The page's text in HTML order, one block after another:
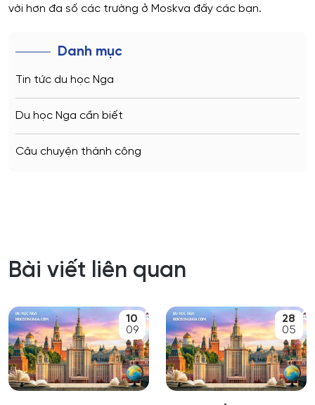
vời hơn đa số các trường ở Moskva đấy các bạn.
Danh mục
Tin tức du học Nga
Du học Nga cần biết
Câu chuyện thành công
Bài viết liên quan
10
09
28
05